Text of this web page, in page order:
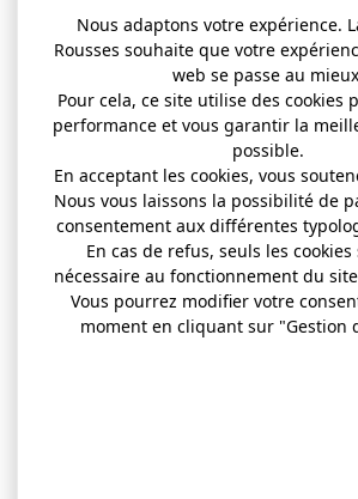
Nous adaptons votre expérience.
Rousses souhaite que votre
web se passe au
Pour cela, ce site utilise des cookies
performance et vous garantir la
possible.
En acceptant les cookies, vous
Nous vous laissons la possibilité de
consentement aux différentes
En cas de refus, seuls les
nécessaire au fonctionnement du
Vous pourrez modifier votre
moment en cliquant sur "Gestion